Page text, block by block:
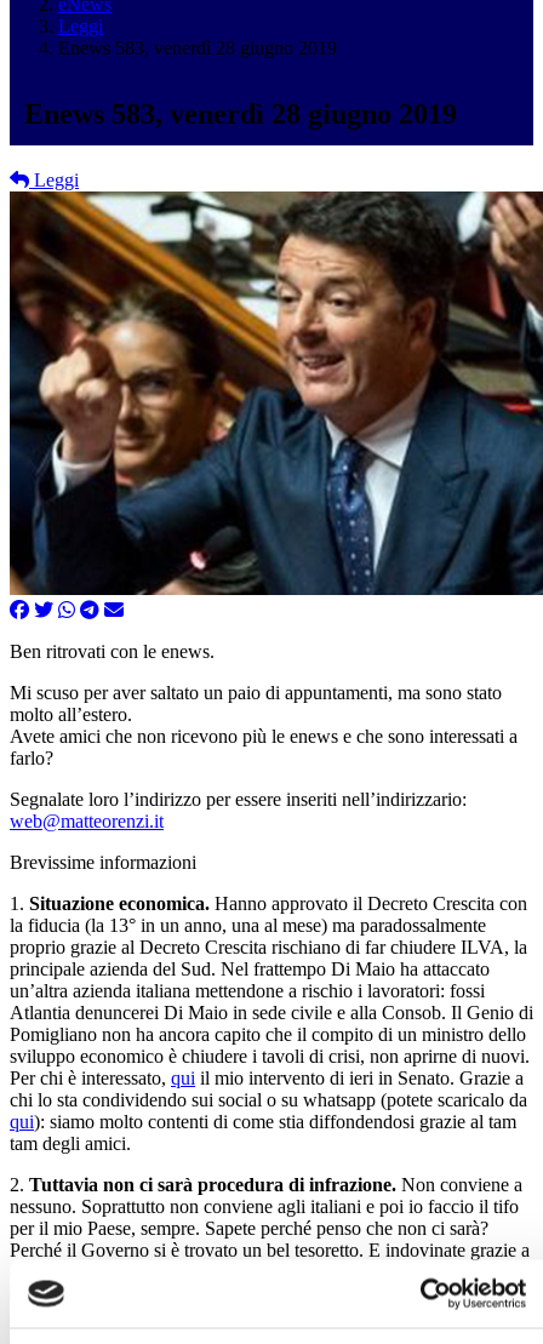
eNews
Leggi
Enews 583, venerdì 28 giugno 2019
Enews 583, venerdì 28 giugno 2019
Leggi
Ben ritrovati con le enews.
Mi scuso per aver saltato un paio di appuntamenti, ma sono stato
molto all’estero.
Avete amici che non ricevono più le enews e che sono interessati a
farlo?
Segnalate loro l’indirizzo per essere inseriti nell’indirizzario:
web@matteorenzi.it
Brevissime informazioni
1. Situazione economica. Hanno approvato il Decreto Crescita con
la fiducia (la 13° in un anno, una al mese) ma paradossalmente
proprio grazie al Decreto Crescita rischiano di far chiudere ILVA, la
principale azienda del Sud. Nel frattempo Di Maio ha attaccato
un’altra azienda italiana mettendone a rischio i lavoratori: fossi
Atlantia denuncerei Di Maio in sede civile e alla Consob. Il Genio di
Pomigliano non ha ancora capito che il compito di un ministro dello
sviluppo economico è chiudere i tavoli di crisi, non aprirne di nuovi.
Per chi è interessato, qui il mio intervento di ieri in Senato. Grazie a
chi lo sta condividendo sui social o su whatsapp (potete scaricalo da
qui): siamo molto contenti di come stia diffondendosi grazie al tam
tam degli amici.
2. Tuttavia non ci sarà procedura di infrazione. Non conviene a
nessuno. Soprattutto non conviene agli italiani e poi io faccio il tifo
per il mio Paese, sempre. Sapete perché penso che non ci sarà?
Perché il Governo si è trovato un bel tesoretto. E indovinate grazie a
quello lanciato alla Stazione Leopolda come idea e realizzato negli
anni del nostro Governo: per la prima volta nella storia del nostro